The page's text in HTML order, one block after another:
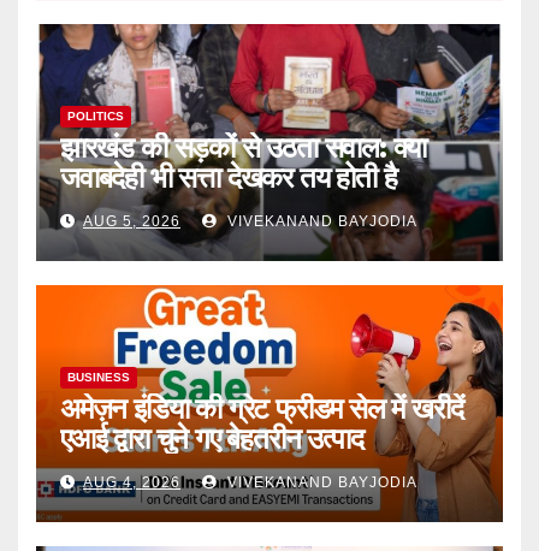
POLITICS
झारखंड की सड़कों से उठता सवाल: क्या
जवाबदेही भी सत्ता देखकर तय होती है
AUG 5, 2026 VIVEKANAND BAYJODIA
BUSINESS
अमेज़न इंडिया की ग्रेट फ्रीडम सेल में खरीदें
एआई द्वारा चुने गए बेहतरीन उत्पाद
AUG 4, 2026 VIVEKANAND BAYJODIA